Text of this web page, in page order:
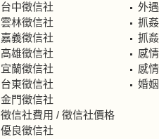
台中徵信社
雲林徵信社
嘉義徵信社
高雄徵信社
宜蘭徵信社
台東徵信社
金門徵信社
徵信社費用 / 徵信社價格
優良徵信社
外
抓姦
抓
感
感
婚